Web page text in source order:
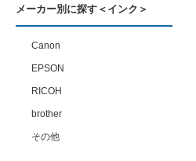
メーカー別に探す＜インク＞
Canon
EPSON
RICOH
brother
その他